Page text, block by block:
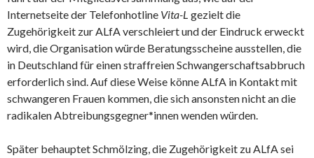
Internetseite der Telefonhotline Vita-L gezielt die
Zugehörigkeit zur ALfA verschleiert und der Eindruck erweckt
wird, die Organisation würde Beratungsscheine ausstellen, die
in Deutschland für einen straffreien Schwangerschaftsabbruch
erforderlich sind. Auf diese Weise könne ALfA in Kontakt mit
schwangeren Frauen kommen, die sich ansonsten nicht an die
radikalen Abtreibungsgegner*innen wenden würden.
Später behauptet Schmölzing, die Zugehörigkeit zu ALfA sei